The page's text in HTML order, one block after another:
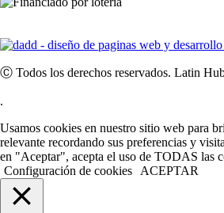
Ⓒ Todos los derechos reservados. Latin
.
Usamos cookies en nuestro sitio web para
relevante recordando sus preferencias y
en "Aceptar", acepta el uso de TODAS las
Configuración de cookies ACEPTAR